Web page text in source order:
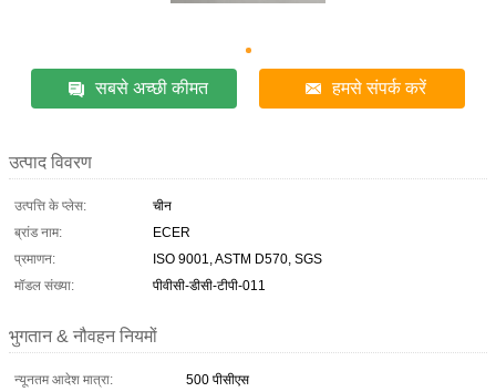
सबसे अच्छी कीमत हमसे संपर्क करें
उत्पाद विवरण
उत्पत्ति के प्लेस:
चीन
ब्रांड नाम:
ECER
प्रमाणन:
ISO 9001, ASTM D570, SGS
मॉडल संख्या:
पीवीसी-डीसी-टीपी-011
भुगतान & नौवहन नियमों
न्यूनतम आदेश मात्रा:
500 पीसीएस